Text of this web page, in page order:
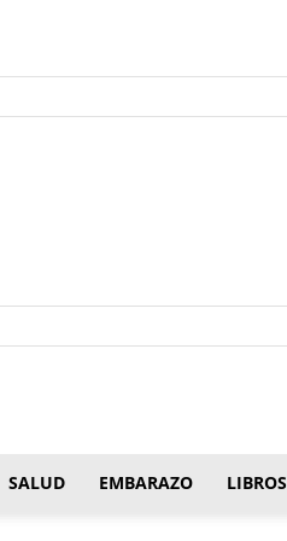
SALUD EMBARAZO LIBROS